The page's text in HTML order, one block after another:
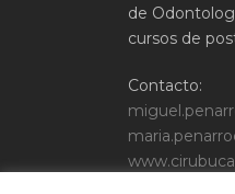
de
cursos de
Contacto: